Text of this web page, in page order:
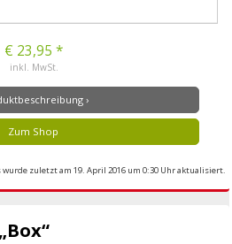
€ 23,95 *
inkl. MwSt.
›
Zum Shop
wurde zuletzt am 19. April 2016 um 0:30 Uhr aktualisiert.